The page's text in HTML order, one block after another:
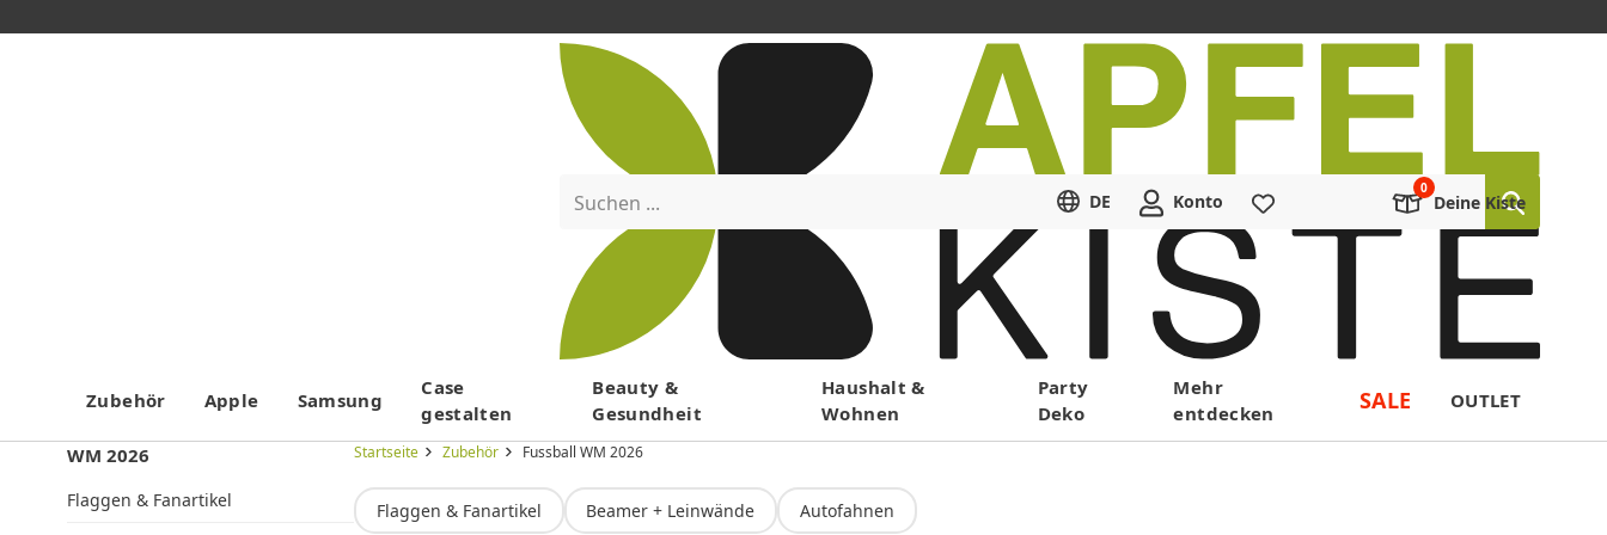
Menü
Suchen ... DE Konto Deine Kiste
Zubehör Apple Samsung
Case
gestalten
Beauty &
Gesundheit
Haushalt &
Wohnen
Party
Deko
Mehr
entdecken
SALE OUTLET
WM 2026
Flaggen & Fanartikel
Startseite Zubehör Fussball WM 2026
Flaggen & Fanartikel Beamer + Leinwände Autofahnen